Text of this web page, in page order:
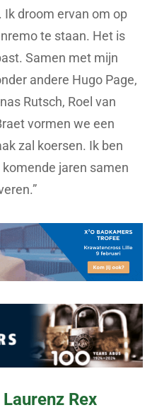
droom ervan om op
te staan. Het is
Samen met mijn
andere Hugo Page,
Rutsch, Roel van
vormen we een
zal koersen. Ik ben
jaren samen
Rex